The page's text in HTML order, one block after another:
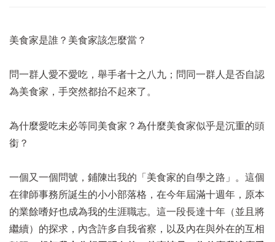
美食家是誰？美食家該怎麼當？
問一群人愛不愛吃，舉手者十之八九；問同一群人是否自認
為美食家，手突然都抬不起來了。
為什麼愛吃未必等同美食家？為什麼美食家似乎是沉重的頭
銜？
一個又一個問號，鋪陳出我的「美食家的自學之路」。這個
在律師事務所誕生的小小部落格，在今年屆滿十週年，原本
的業餘嗜好也成為我的生涯職志。這一段長達十年（並且將
繼續）的探求，內含許多自我省察，以及內在與外在的互相